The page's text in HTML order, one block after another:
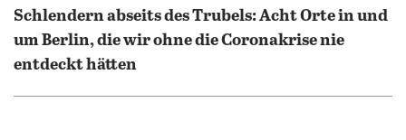
Schlendern abseits des Trubels: Acht Orte in und
um Berlin, die wir ohne die Coronakrise nie
entdeckt hätten